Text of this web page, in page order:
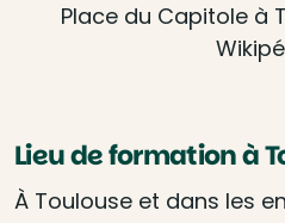
Place du Capitole à
Lieu de formation à
À Toulouse et dans les